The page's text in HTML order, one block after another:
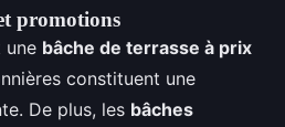
promotions
une bâche de terrasse à prix
constituent une
De plus, les bâches